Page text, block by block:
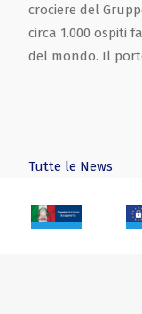
crociere del
circa 1.000 ospiti
del mondo. Il
Tutte le News